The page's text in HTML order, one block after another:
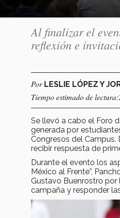
Al finalizar el
reflexión e
Por LESLIE LÓPEZ Y
Tiempo estimado de
Se llevó a cabo el Foro
generada por
Congresos del
recibir respuesta de
Durante el evento los
México al Frente”,
Gustavo Buenrostro por
campaña y responder